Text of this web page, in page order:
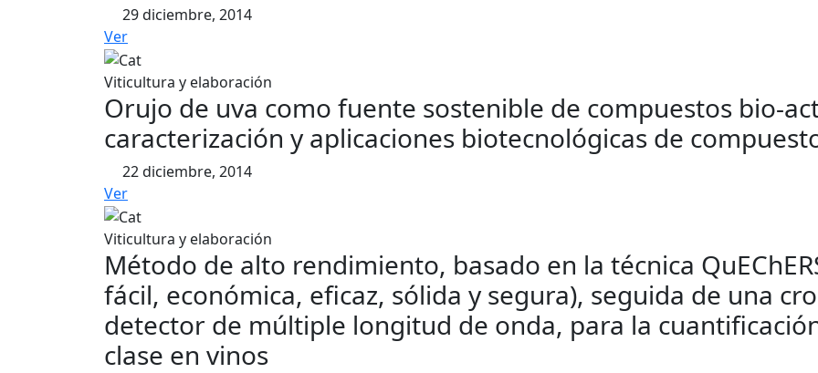
29 diciembre, 2014
Ver
Viticultura y elaboración
Orujo de uva como fuente sostenible de compuestos bio-
caracterización y aplicaciones biotecnológicas de
22 diciembre, 2014
Ver
Viticultura y elaboración
Método de alto rendimiento, basado en la técnica
fácil, económica, eficaz, sólida y segura), seguida de una
detector de múltiple longitud de onda, para la
clase en vinos